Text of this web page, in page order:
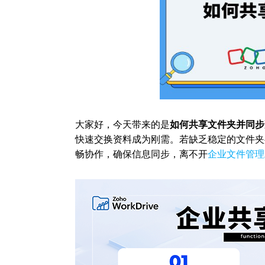
大家好，今天带来的是如何共享文件夹并同
快速交换资料成为刚需。若缺乏稳定的文件
畅协作，确保信息同步，离不开企业文件管